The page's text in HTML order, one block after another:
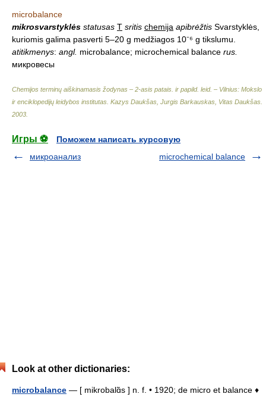
microbalance
mikrosvarstyklės statusas T sritis chemija apibrėžtis Svarstyklės,
kuriomis galima pasverti 5–20 g medžiagos 10⁻⁶ g tikslumu.
atitikmenys: angl. microbalance; microchemical balance rus.
микровесы
Chemijos terminų aiškinamasis žodynas – 2-asis patais. ir papild. leid. – Vilnius: Mokslo
ir enciklopedijų leidybos institutas Kazys Daukšas, Jurgis Barkauskas, Vitas Daukšas
2003
Игры ⚽
Поможем написать курсовую
микроанализ
microchemical balance
Look at other dictionaries:
microbalance — [ mikrobalɑ̃s ] n. f. • 1920; de micro et balance ♦